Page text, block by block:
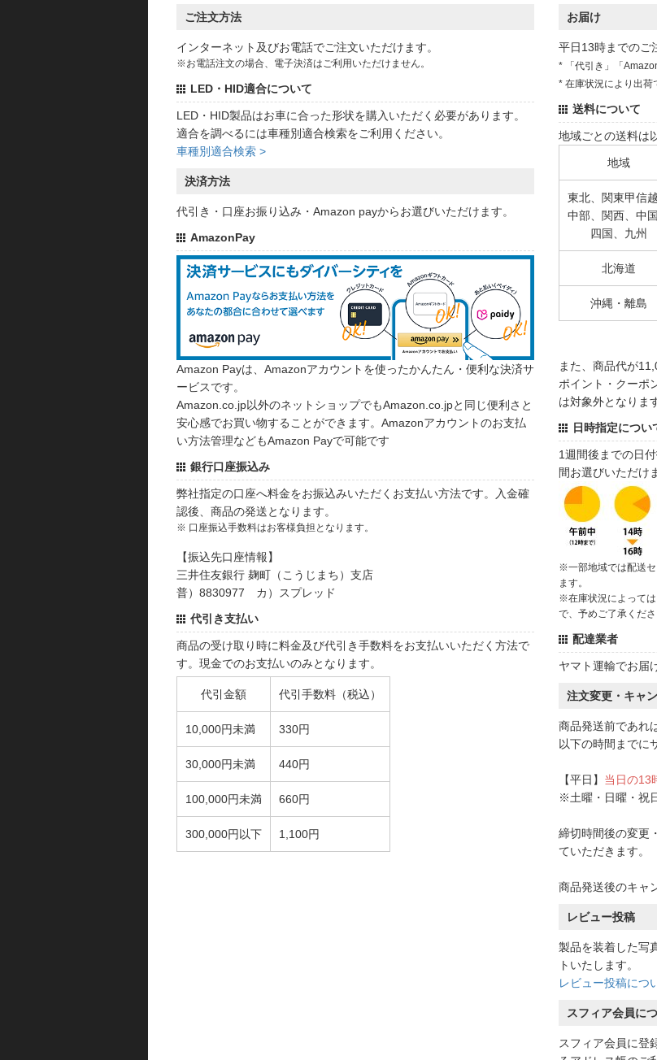
ご注文方法
インターネット及びお電話でご注文いただけます。
※お電話注文の場合、電子決済はご利用いただけません。
LED・HID適合について
LED・HID製品はお車に合った形状を購入いただく必要があります。
適合を調べるには車種別適合検索をご利用ください。
車種別適合検索 >
決済方法
代引き・口座お振り込み・Amazon payからお選びいただけます。
AmazonPay
Amazon Payは、Amazonアカウントを使ったかんたん・便利な決済サ
ービスです。
Amazon.co.jp以外のネットショップでもAmazon.co.jpと同じ便利さと
安心感でお買い物することができます。Amazonアカウントのお支払
い方法管理などもAmazon Payで可能です
銀行口座振込み
弊社指定の口座へ料金をお振込みいただくお支払い方法です。入金確
認後、商品の発送となります。
※ 口座振込手数料はお客様負担となります。
【振込先口座情報】
三井住友銀行 麹町（こうじまち）支店
普）8830977 カ）スプレッド
代引き支払い
商品の受け取り時に料金及び代引き手数料をお支払いいただく方法で
す。現金でのお支払いのみとなります。
代引金額 代引手数料（税込）
10,000円未満 330円
30,000円未満 440円
100,000円未満 660円
300,000円以下 1,100円
お届け
平日13時までのご
* 「代引き」「
* 在庫状況により出荷
送料について
地域ごとの送料は
地域
東北、関東甲信越
中部、関西、中国
四国、九州
北海道
沖縄・離島
また、商品代が
ポイント・クーポ
は対象外となりま
日時指定につい
1週間後までの日
間お選びいただけ
※一部地域では配送
ます。
※在庫状況によって
で、予めご了承くださ
配達業者
ヤマト運輸でお届
注文変更・キャ
商品発送前であれ
以下の時間までに
【平日】 当日の13
※土曜・日曜・祝
締切時間後の変更
ていただきます。
商品発送後のキャ
レビュー投稿
製品を装着した写
トいたします。
レビュー投稿につ
スフィア会員に
スフィア会員に登